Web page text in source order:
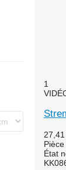
1
État